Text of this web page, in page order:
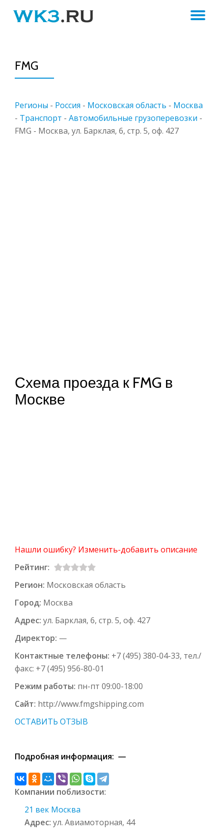
FMG
Регионы - Россия - Московская область - Москва
- Транспорт - Автомобильные грузоперевозки -
FMG - Москва, ул. Барклая, 6, стр. 5, оф. 427
Схема проезда к FMG в
Москве
Нашли ошибку? Изменить-добавить описание
Рейтинг:
Регион: Московская область
Город: Москва
Адрес: ул. Барклая, 6, стр. 5, оф. 427
Директор: —
Контактные телефоны: +7 (495) 380-04-33, тел./
факс: +7 (495) 956-80-01
Режим работы: пн-пт 09:00-18:00
Сайт: http://www.fmgshipping.com
ОСТАВИТЬ ОТЗЫВ
Подробная информация: —
Компании поблизости:
21 век Москва
Адрес: ул. Авиамоторная, 44